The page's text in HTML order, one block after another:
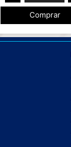
Comprar